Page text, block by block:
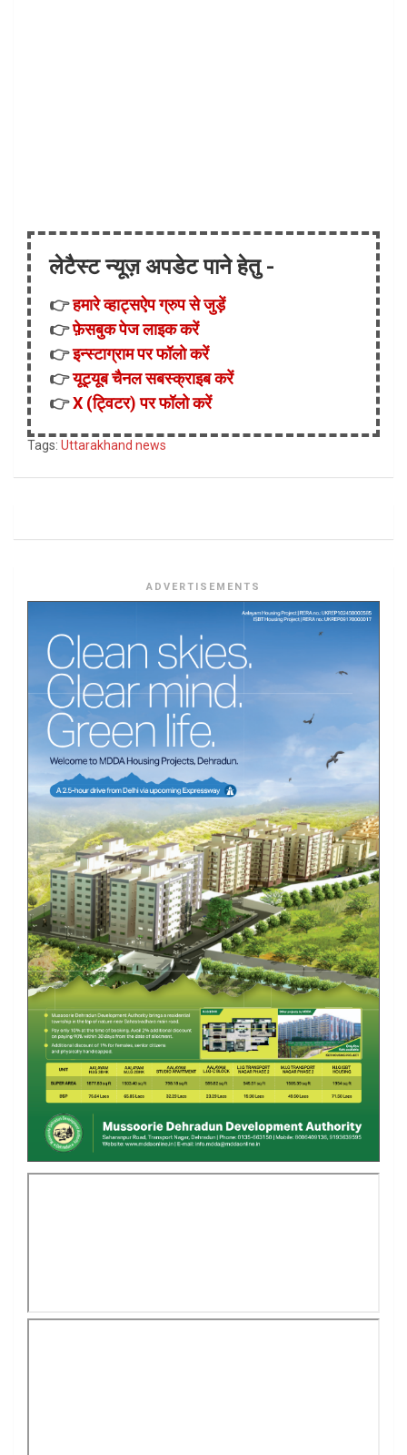
लेटैस्ट न्यूज़ अपडेट पाने हेतु -
👉हमारे व्हाट्सऐप ग्रुप से जुड़ें
👉फ़ेसबुक पेज लाइक करें
👉इन्स्टाग्राम पर फॉलो करें
👉यूट्यूब चैनल सबस्क्राइब करें
👉X (ट्विटर) पर फॉलो करें
Tags: Uttarakhand news
ADVERTISEMENTS